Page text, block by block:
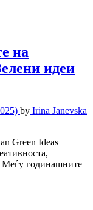
на
идеи
by Irina Janevska
Green Ideas
Меѓу годинашните